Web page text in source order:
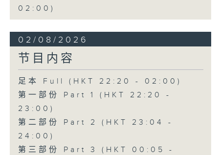
02:00)
02/08/2026
节目内容
足本 Full (HKT 22:20 - 02:00)
第一部份 Part 1 (HKT 22:20 -
23:00)
第二部份 Part 2 (HKT 23:04 -
24:00)
第三部份 Part 3 (HKT 00:05 -